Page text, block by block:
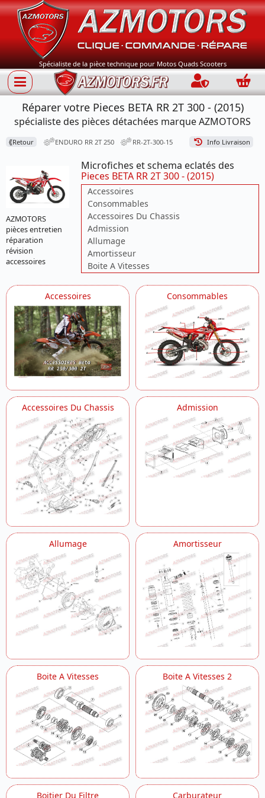
Spécialiste de la pièce technique pour Motos Quads Scooters
Connection
Réparer votre Pieces BETA RR 2T 300 - (2015)
spécialiste des pièces détachées marque AZMOTORS
⟪Retour ENDURO RR 2T 250 RR-2T-300-15 Info Livraison
AZMOTORS
pièces entretien
réparation
révision
accessoires
Microfiches et schema eclatés des
Pieces BETA RR 2T 300 - (2015)
Accessoires
Consommables
Accessoires Du Chassis
Admission
Allumage
Amortisseur
Boite A Vitesses
Boitier Du Filtre
Carburateur
Carenages Arriere
Carenages Avant
Carter
Carter Embrayage
Chassis
Commandes Guidon
Commande Boite A Vitesses
Culasse
Demarreur
Echappement Homologue Route
Echappement Version Competition
Embrayage
Equipement Electrique
Fourche
Freins
Installation De Refroidissement
Kick Starter
Outils
Outils Special
Radiateur
Roue Arriere
Roue Avant
Suspension Arriere
Vilebrequin
Accessoires Consommables
Accessoires Du Chassis Admission
Allumage Amortisseur
Boite A Vitesses Boite A Vitesses 2
Boitier Du Filtre Carburateur